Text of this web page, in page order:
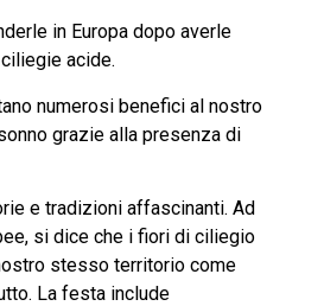
in Europa dopo averle
acide.
numerosi benefici al nostro
grazie alla presenza di
e tradizioni affascinanti. Ad
si dice che i fiori di ciliegio
stesso territorio come
La festa include